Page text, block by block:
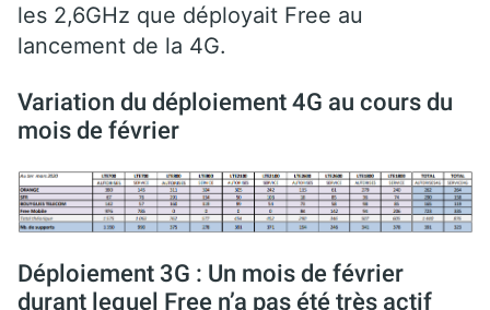
les 2,6GHz que déployait Free au
lancement de la 4G.
Variation du déploiement 4G au cours du
mois de février
Déploiement 3G : Un mois de février
durant lequel Free n’a pas été très actif